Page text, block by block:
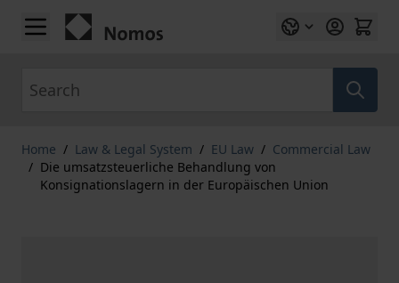
Skip to Content
Home / Law & Legal System / EU Law / Commercial Law
/ Die umsatzsteuerliche Behandlung von
Konsignationslagern in der Europäischen Union